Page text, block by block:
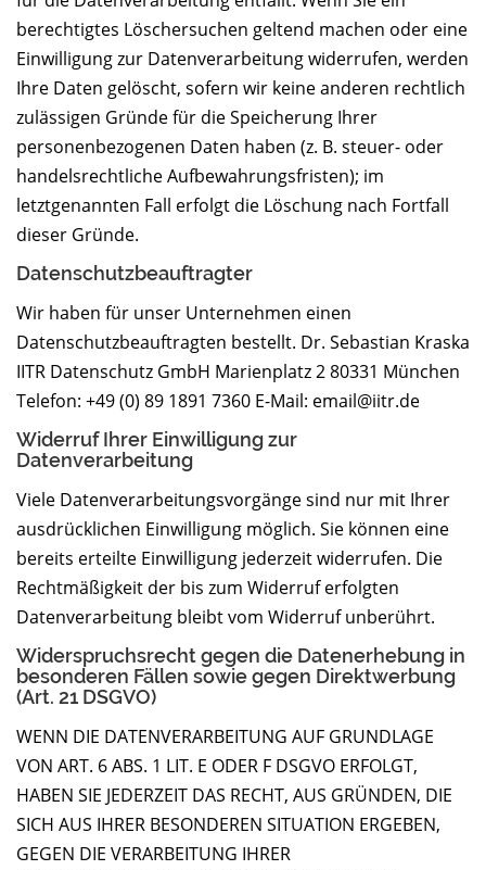
berechtigtes Löschersuchen geltend machen oder eine
Einwilligung zur Datenverarbeitung widerrufen, werden
Ihre Daten gelöscht, sofern wir keine anderen rechtlich
zulässigen Gründe für die Speicherung Ihrer
personenbezogenen Daten haben (z. B. steuer- oder
handelsrechtliche Aufbewahrungsfristen); im
letztgenannten Fall erfolgt die Löschung nach Fortfall
dieser Gründe.
Datenschutz­beauftragter
Wir haben für unser Unternehmen einen
Datenschutzbeauftragten bestellt. Dr. Sebastian Kraska
IITR Datenschutz GmbH Marienplatz 2 80331 München
Telefon: +49 (0) 89 1891 7360 E-Mail: email@iitr.de
Widerruf Ihrer Einwilligung zur
Datenverarbeitung
Viele Datenverarbeitungsvorgänge sind nur mit Ihrer
ausdrücklichen Einwilligung möglich. Sie können eine
bereits erteilte Einwilligung jederzeit widerrufen. Die
Rechtmäßigkeit der bis zum Widerruf erfolgten
Datenverarbeitung bleibt vom Widerruf unberührt.
Widerspruchsrecht gegen die Datenerhebung in
besonderen Fällen sowie gegen Direktwerbung
(Art. 21 DSGVO)
WENN DIE DATENVERARBEITUNG AUF GRUNDLAGE
VON ART. 6 ABS. 1 LIT. E ODER F DSGVO ERFOLGT,
HABEN SIE JEDERZEIT DAS RECHT, AUS GRÜNDEN, DIE
SICH AUS IHRER BESONDEREN SITUATION ERGEBEN,
GEGEN DIE VERARBEITUNG IHRER